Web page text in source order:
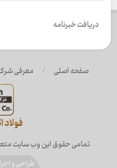
دریافت خبرنامه
صفحه اصلی / معرفی
تمامی حقوق این وب سایت
طراحی و